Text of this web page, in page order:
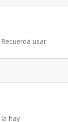
usar
hay